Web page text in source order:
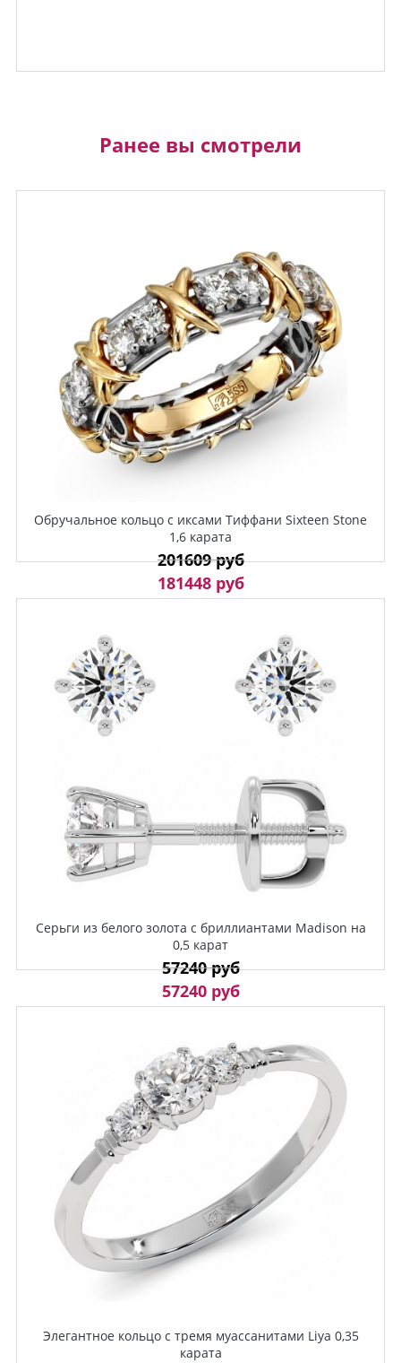
Ранее вы смотрели
Обручальное кольцо с иксами Тиффани Sixteen Stone
1,6 карата
201609 руб
181448 руб
Серьги из белого золота с бриллиантами Madison на
0,5 карат
57240 руб
57240 руб
Элегантное кольцо с тремя муассанитами Liya 0,35
карата